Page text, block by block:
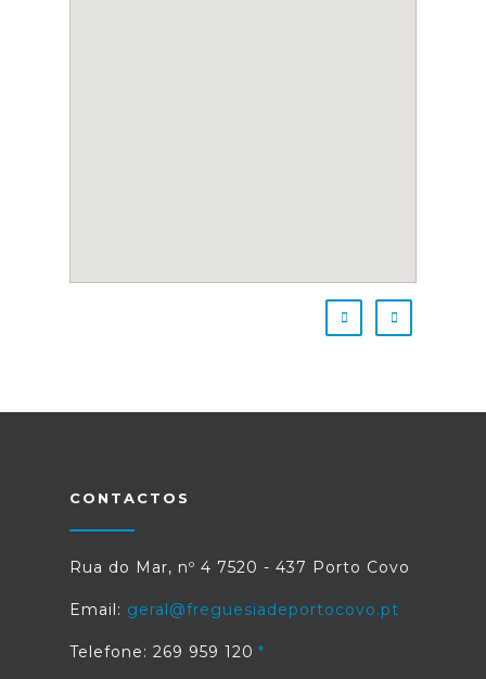
CONTACTOS
Rua do Mar, nº 4 7520 - 437 Porto Covo
Email: geral@freguesiadeportocovo.pt
Telefone: 269 959 120